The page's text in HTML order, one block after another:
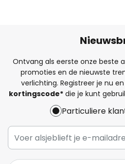
Ontvang als eerste onze beste
promoties en de nieuwste
verlichting. Registreer je nu
kortingscode*die je kunt
Particuliere